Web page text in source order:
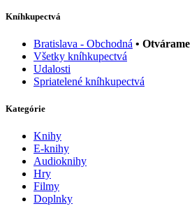
Kníhkupectvá
Bratislava - Obchodná •
Všetky kníhkupectvá
Udalosti
Spriatelené kníhkupectvá
Kategórie
Knihy
E-knihy
Audioknihy
Hry
Filmy
Doplnky